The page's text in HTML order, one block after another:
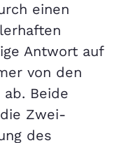
einen
Antwort auf
von den
Beide
Zwei-
des